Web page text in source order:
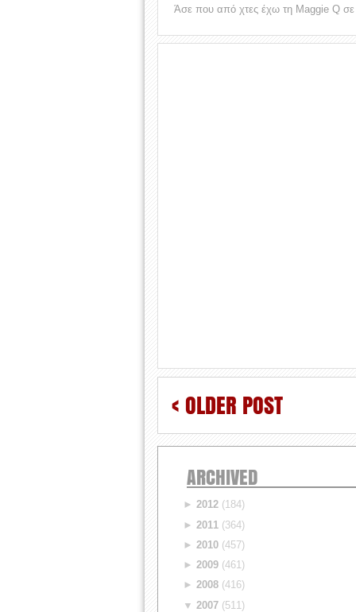
Άσε που από χτες έχω τη Maggie Q σε
< OLDER POST
ARCHIVED
►2012 (184)
►2011 (364)
►2010 (457)
►2009 (461)
►2008 (416)
▼2007 (511)